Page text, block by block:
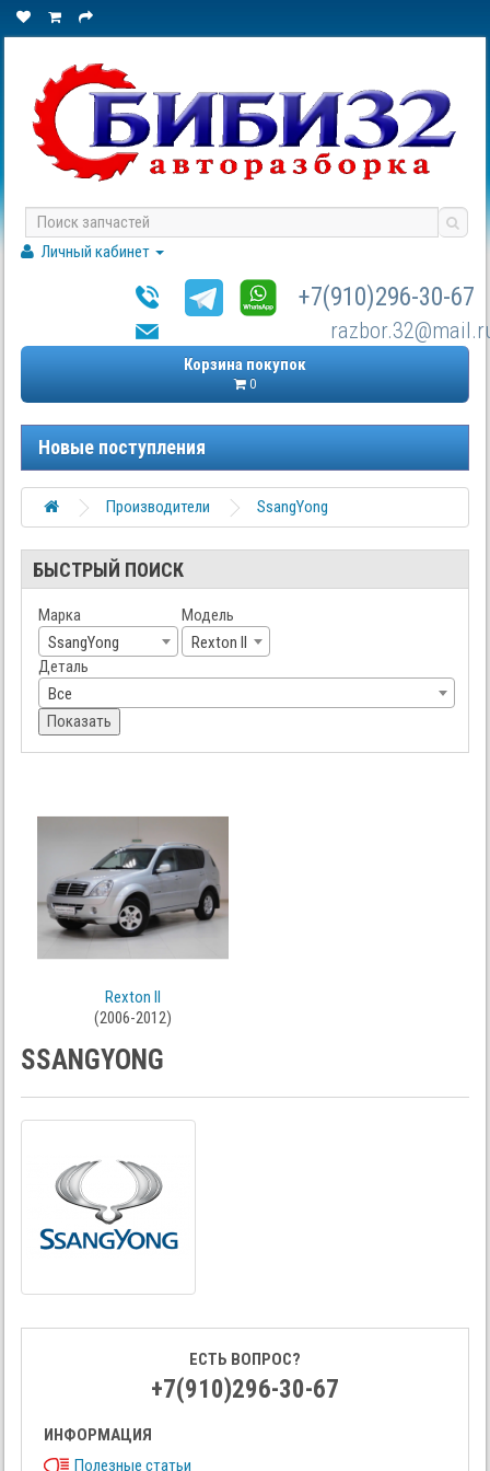
Личный кабинет
+7(910)296-30-67
Корзина покупок
0
Новые поступления
Производители SsangYong
БЫСТРЫЙ ПОИСК
Марка
SsangYong
Модель
Rexton II
Деталь
Все
Показать
Rexton II
(2006-2012)
SSANGYONG
ЕСТЬ ВОПРОС?
+7(910)296-30-67
ИНФОРМАЦИЯ
Полезные статьи